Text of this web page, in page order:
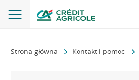
Strona główna Kontakt i pomoc